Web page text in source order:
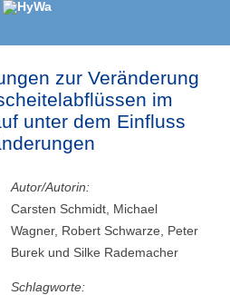
zur Veränderung
im
unter dem Einfluss
Autor/Autorin:
Carsten Schmidt, Michael
Wagner, Robert Schwarze, Peter
Burek und Silke Rademacher
Schlagworte: